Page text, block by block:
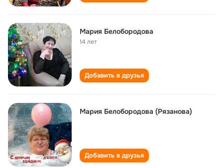
Мария Белобородова
14 лет
Добавить в друзья
Мария Белобородова (Рязанова)
Добавить в друзья